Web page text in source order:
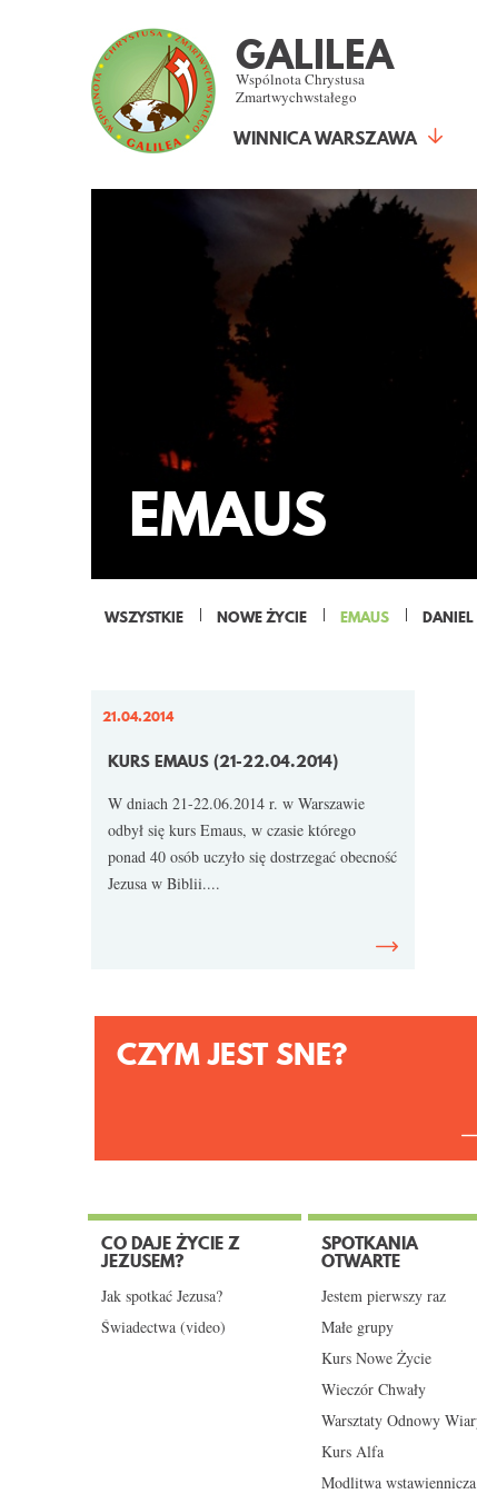
GALILEA
Wspólnota Chrystusa
Zmartwychwstałego
WINNICA WARSZAWA
EMAUS
WSZYSTKIE NOWE ŻYCIE EMAUS
21.04.2014
KURS EMAUS (21-22.04.2014)
W dniach 21-22.06.2014 r. w Warszawie
odbył się kurs Emaus, w czasie którego
ponad 40 osób uczyło się dostrzegać obecność
Jezusa w Biblii....
CZYM JEST SNE?
CO DAJE ŻYCIE Z
JEZUSEM?
Jak spotkać Jezusa?
Świadectwa (video)
SPOTKANIA
OTWARTE
Jestem pierwszy raz
Małe grupy
Kurs Nowe Życie
Wieczór Chwały
Warsztaty Odnowy
Kurs Alfa
Modlitwa wstawiennicza